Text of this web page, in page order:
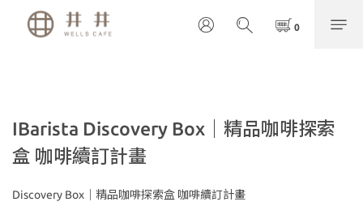
IBarista Discovery Box｜精品咖啡探索
盒 咖啡續訂計畫
Discovery Box｜精品咖啡探索盒 咖啡續訂計畫